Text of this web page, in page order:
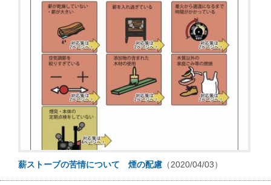
薪ストーブの苦情について 煙の配慮 （2020/04/03）